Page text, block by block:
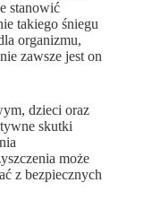
stanowić
takiego śniegu
organizmu,
zawsze jest on
dzieci oraz
skutki
może
z bezpiecznych